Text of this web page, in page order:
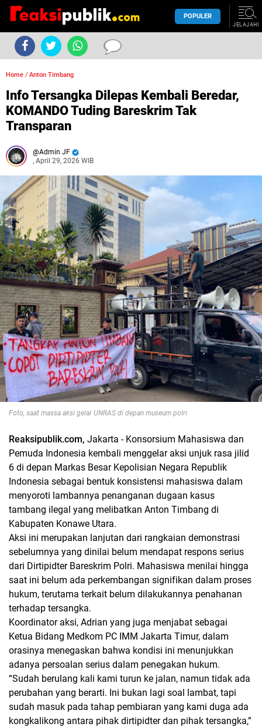
POPULER
JELAJAHI
Home / Anton Timbang
Info Tersangka Dilepas Kembali Beredar,
KOMANDO Tuding Bareskrim Tak
Transparan
Admin JF
, April 29, 2026 WIB
Foto, saat massa aksi gelar UNRAS di depan museum polri
Reaksipublik.com, Jakarta - Konsorsium Mahasiswa dan
Pemuda Indonesia kembali menggelar aksi unjuk rasa jilid
6 di depan Markas Besar Kepolisian Negara Republik
Indonesia sebagai bentuk konsistensi mahasiswa dalam
menyoroti lambannya penanganan dugaan kasus
tambang ilegal yang melibatkan Anton Timbang di
Kabupaten Konawe Utara.
Aksi ini merupakan lanjutan dari rangkaian demonstrasi
sebelumnya yang dinilai belum mendapat respons serius
dari Dirtipidter Bareskrim Polri. Mahasiswa menilai hingga
saat ini belum ada perkembangan signifikan dalam proses
hukum, terutama terkait belum dilakukannya penahanan
terhadap tersangka.
Koordinator aksi, Adrian yang juga menjabat sebagai
Ketua Bidang Medkom PC IMM Jakarta Timur, dalam
orasinya menegaskan bahwa kondisi ini menunjukkan
adanya persoalan serius dalam penegakan hukum.
“Sudah berulang kali kami turun ke jalan, namun tidak ada
perubahan yang berarti. Ini bukan lagi soal lambat, tapi
sudah masuk pada tahap pembiaran yang kami duga ada
kongkalikong antara pihak dirtipidter dan pihak tersangka,”